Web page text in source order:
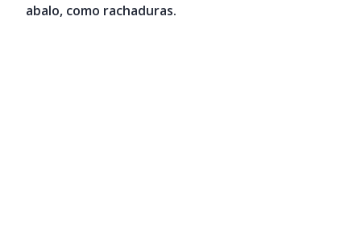
abalo, como rachaduras.